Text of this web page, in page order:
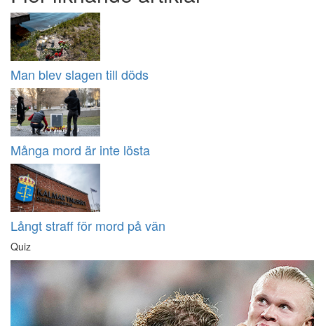
Man blev slagen till döds
Många mord är inte lösta
Långt straff för mord på vän
Quiz